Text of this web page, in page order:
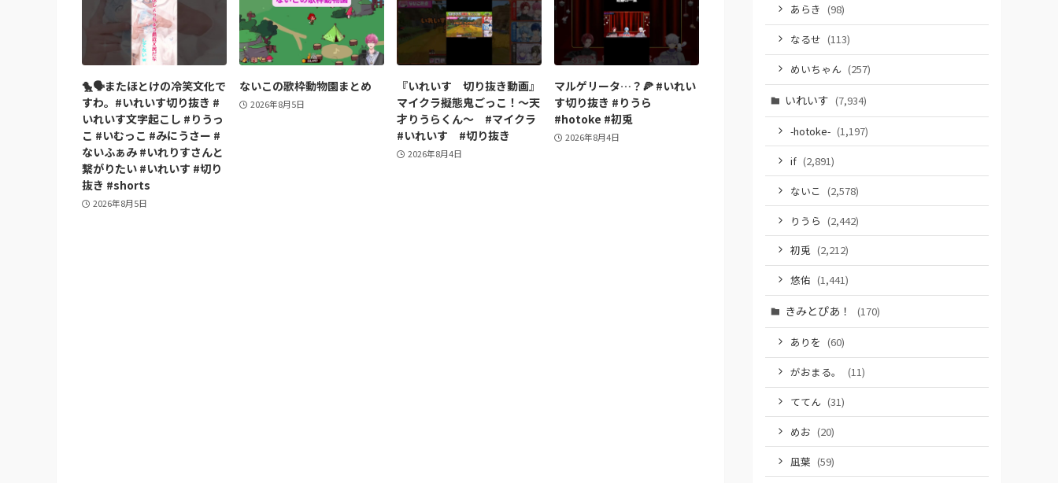
🐤🗣️またほとけの冷笑文化で
すわ。#いれいす切り抜き #
いれいす文字起こし #りうっ
こ #いむっこ #みにうさー #
ないふぁみ #いれりすさんと
繋がりたい #いれいす #切り
抜き #shorts
2026年8月5日
ないこの歌枠動物園まとめ
2026年8月5日
『いれいす 切り抜き動画』
マイクラ擬態鬼ごっこ！〜天
才りうらくん〜 #マイクラ
#いれいす #切り抜き
2026年8月4日
マルゲリータ…？🍕 #いれい
す切り抜き #りうら
#hotoke #初兎
2026年8月4日
あらき (98)
なるせ (113)
めいちゃん (257)
いれいす (7,934)
-hotoke- (1,197)
if (2,891)
ないこ (2,578)
りうら (2,442)
初兎 (2,212)
悠佑 (1,441)
きみとぴあ！ (170)
ありを (60)
がおまる。
(11)
ててん (31)
めお (20)
凪葉 (59)